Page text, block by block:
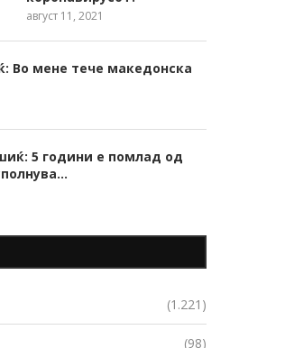
август 11, 2021
Во мене тече македонска
5 години е помлад од
(1.221)
(98)